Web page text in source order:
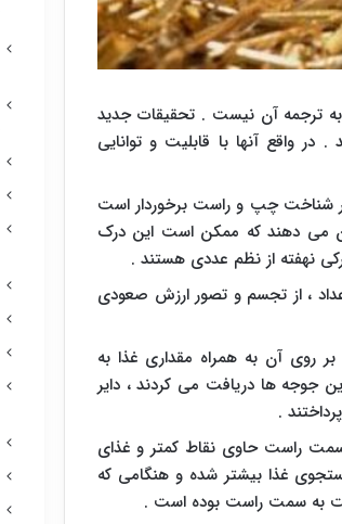
به ترجمه آن نیست . تحقیقات جدید
واقع آنها با قابلیت و توانایی
بر شناخت چپ و راست برخوردار است
می دهند که ممکن است این درک
نهفته از نظم عددی هستند .
، از تجسم و تصور ارزش صعودی
بر روی آن به همراه مقداری غذا به
جوجه ها دریافت می کردند ، دایر
.
راست حاوی نقاط کمتر و غذای
غذا بیشتر شده و هنگامی که
به سمت راست بوده است .